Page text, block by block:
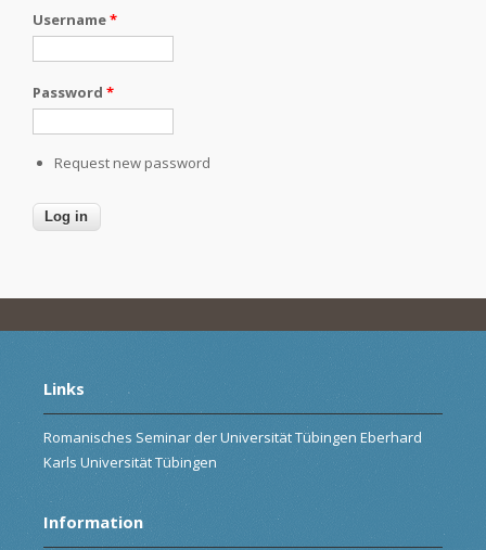
Username*
Password *
Request new password
Links
Romanisches Seminar der Universität Tübingen Eberhard
Karls Universität Tübingen
Information